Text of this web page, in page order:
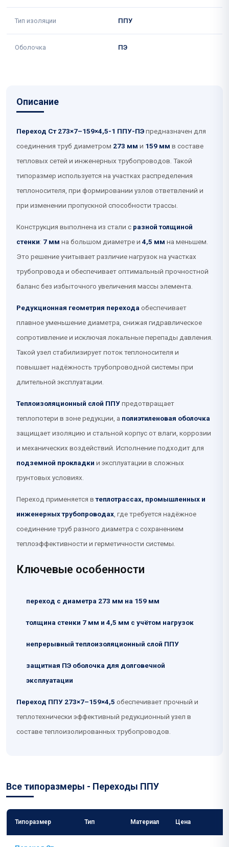
Тип изоляции ППУ
Оболочка ПЭ
Описание
Переход Ст 273×7–159×4,5-1 ППУ-ПЭпредназначен для
соединения труб диаметром 273 мм и 159 мм в составе
тепловых сетей и инженерных трубопроводов. Такой
типоразмер используется на участках распределения
теплоносителя, при формировании узлов ответвлений и
при изменении пропускной способности трассы.
Конструкция выполнена из стали с разной толщиной
стенки: 7 мм на большом диаметре и 4,5 мм на меньшем.
Это решение учитывает различие нагрузок на участках
трубопровода и обеспечивает оптимальный прочностной
баланс без избыточного увеличения массы элемента.
Редукционная геометрия перехода обеспечивает
плавное уменьшение диаметра, снижая гидравлическое
сопротивление и исключая локальные перепады давления.
Такой узел стабилизирует поток теплоносителя и
повышает надёжность трубопроводной системы при
длительной эксплуатации.
Теплоизоляционный слой ППУпредотвращает
теплопотери в зоне редукции, а полиэтиленовая оболочка
защищает изоляцию и стальной корпус от влаги, коррозии
и механических воздействий. Исполнение подходит для
подземной прокладки и эксплуатации в сложных
грунтовых условиях.
Переход применяется втеплотрассах, промышленных и
инженерных трубопроводах, где требуется надёжное
соединение труб разного диаметра с сохранением
теплоэффективности и герметичности системы.
Ключевые особенности
переход с диаметра 273 мм на 159 мм
толщина стенки 7 мм и 4,5 мм с учётом нагрузок
непрерывный теплоизоляционный слой ППУ
защитная ПЭ оболочка для долговечной
эксплуатации
Переход ППУ 273×7–159×4,5 обеспечивает прочный и
теплотехнически эффективный редукционный узел в
составе теплоизолированных трубопроводов.
Все типоразмеры - Переходы ППУ
Типоразмер Тип Материал
Цена